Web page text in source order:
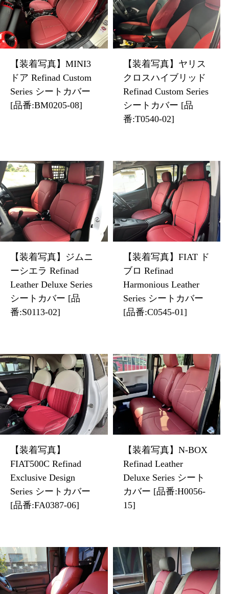
【装着写真】MINI3
ドア Refinad Custom
Series シートカバー
[品番:BM0205-08]
【装着写真】ヤリス
クロスハイブリッド
Refinad Custom Series
シートカバー [品
番:T0540-02]
【装着写真】ジムニ
ーシエラ Refinad
Leather Deluxe Series
シートカバー [品
番:S0113-02]
【装着写真】FIAT ド
ブロ Refinad
Harmonious Leather
Series シートカバー
[品番:C0545-01]
【装着写真】
FIAT500C Refinad
Exclusive Design
Series シートカバー
[品番:FA0387-06]
【装着写真】N-BOX
Refinad Leather
Deluxe Series シート
カバー [品番:H0056-
15]